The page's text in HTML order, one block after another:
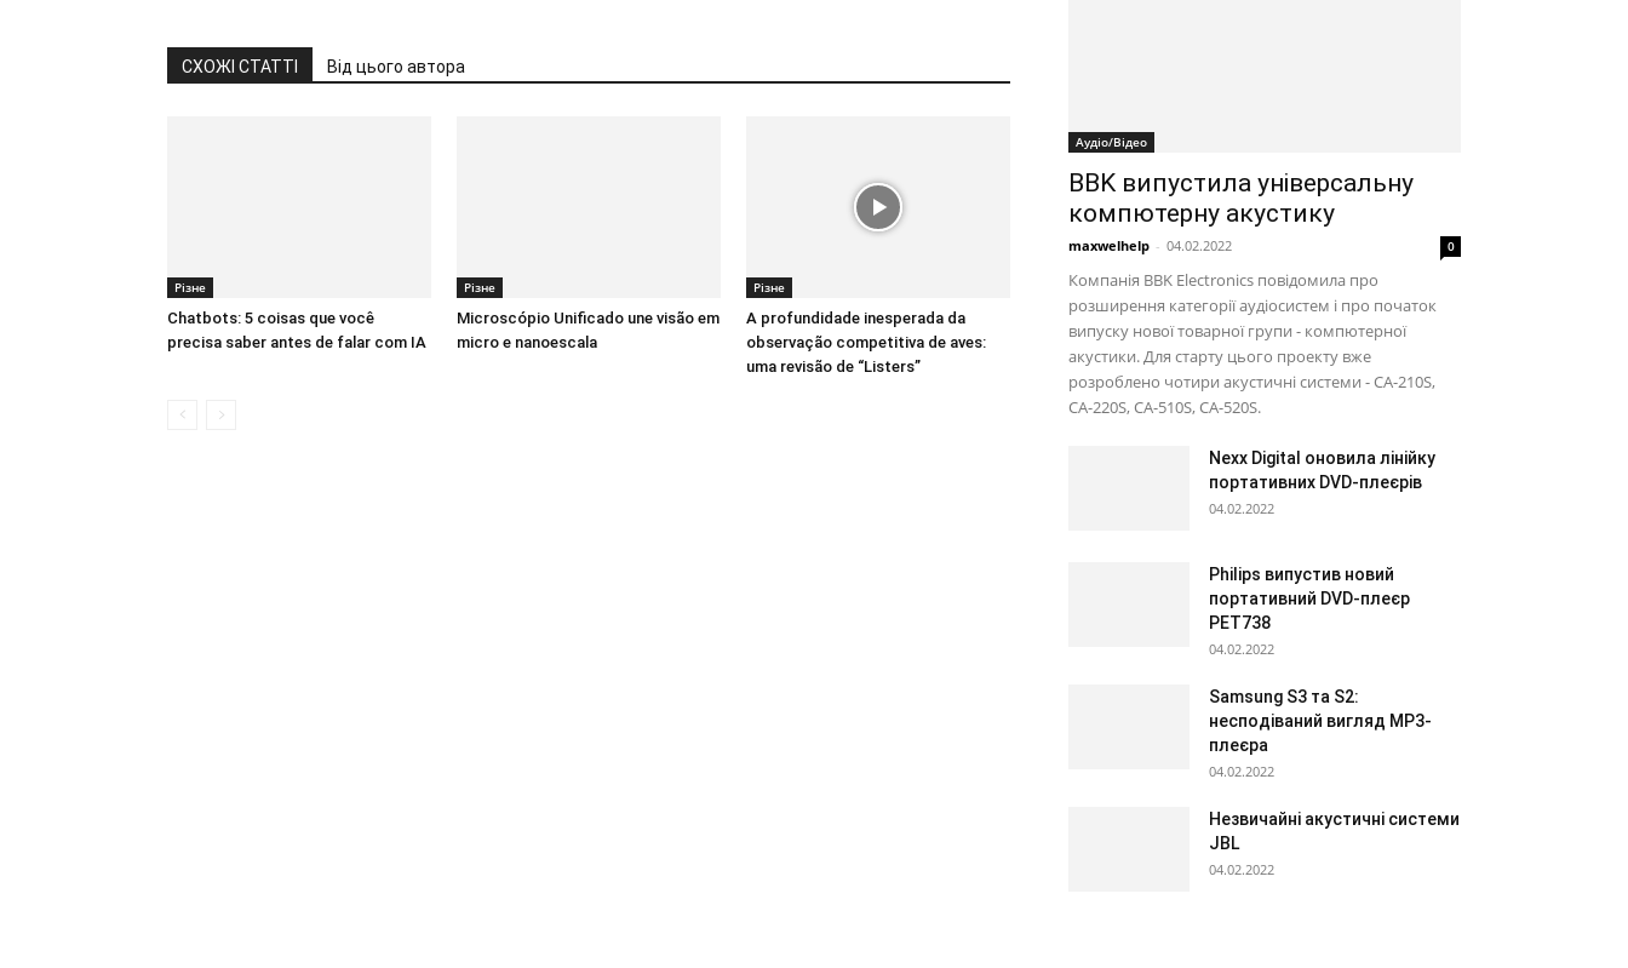
СХОЖІ СТАТТІ Від цього автора
Різне
Chatbots: 5 coisas que você
precisa saber antes de falar com IA
Різне
Microscópio Unificado une visão em
micro e nanoescala
Різне
A profundidade inesperada da
observação competitiva de aves:
uma revisão de “Listers”
Аудіо/Відео
BBK випустила універсальну
компютерну акустику
maxwelhelp - 04.02.2022 0
Компанія BBK Electronics повідомила про
розширення категорії аудіосистем і про початок
випуску нової товарної групи - компютерної
акустики. Для старту цього проекту вже
розроблено чотири акустичні системи - CA-210S,
CA-220S, CA-510S, CA-520S.
Nexx Digital оновила лінійку
портативних DVD-плеєрів
04.02.2022
Philips випустив новий
портативний DVD-плеєр
PET738
04.02.2022
Samsung S3 та S2:
несподіваний вигляд МР3-
плеєра
04.02.2022
Незвичайні акустичні системи
JBL
04.02.2022